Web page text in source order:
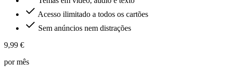
Acesso ilimitado a todos os cartões
Sem anúncios nem distrações
9,99 €
por mês